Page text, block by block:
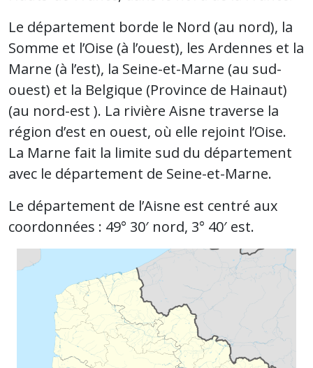
Le département borde le Nord (au nord), la
Somme et l’Oise (à l’ouest), les Ardennes et la
Marne (à l’est), la Seine-et-Marne (au sud-
ouest) et la Belgique (Province de Hainaut)
(au nord-est ). La rivière Aisne traverse la
région d’est en ouest, où elle rejoint l’Oise.
La Marne fait la limite sud du département
avec le département de Seine-et-Marne.
Le département de l’Aisne est centré aux
coordonnées : 49° 30′ nord, 3° 40′ est.